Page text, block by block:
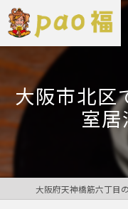
大阪市北区
室